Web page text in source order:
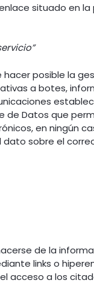
situado en
posible la
a botes,
de Datos que
en ningún
sobre el
de la
links o
acceso a los